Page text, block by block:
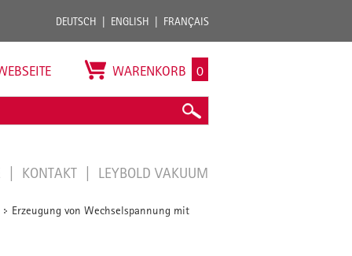
DEUTSCH ENGLISH FRANÇAIS
WARENKORB 0
KONTAKT LEYBOLD VAKUUM
/ Erzeugung von Wechselspannung mit